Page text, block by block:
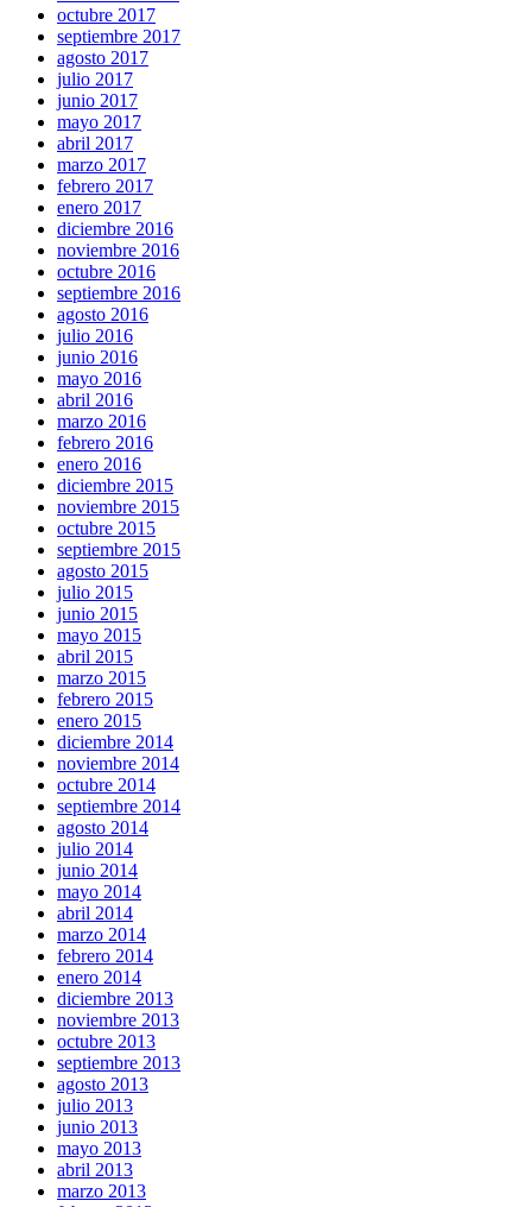
octubre 2017
septiembre 2017
agosto 2017
julio 2017
junio 2017
mayo 2017
abril 2017
marzo 2017
febrero 2017
enero 2017
diciembre 2016
noviembre 2016
octubre 2016
septiembre 2016
agosto 2016
julio 2016
junio 2016
mayo 2016
abril 2016
marzo 2016
febrero 2016
enero 2016
diciembre 2015
noviembre 2015
octubre 2015
septiembre 2015
agosto 2015
julio 2015
junio 2015
mayo 2015
abril 2015
marzo 2015
febrero 2015
enero 2015
diciembre 2014
noviembre 2014
octubre 2014
septiembre 2014
agosto 2014
julio 2014
junio 2014
mayo 2014
abril 2014
marzo 2014
febrero 2014
enero 2014
diciembre 2013
noviembre 2013
octubre 2013
septiembre 2013
agosto 2013
julio 2013
junio 2013
mayo 2013
abril 2013
marzo 2013